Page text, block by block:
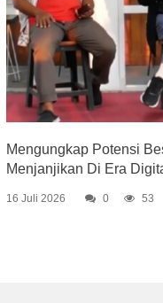
Mengungkap Potensi
Menjanjikan Di Era
16 Juli 2026 0 53